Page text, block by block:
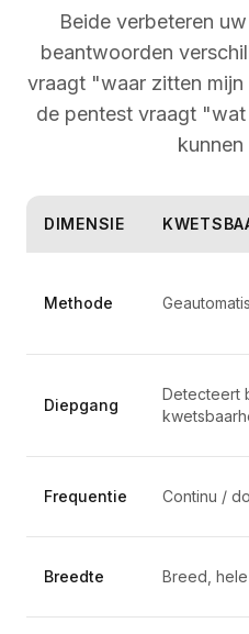
Beide verbeteren
beantwoorden
vraagt "waar zitten
de pentest vraagt
DIMENSIE
Methode
Diepgang
Detecteert
Frequentie Continu /
Breedte Breed,